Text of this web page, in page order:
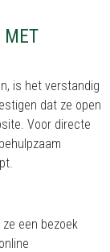
MET
is het verstandig
dat ze open
Voor directe
een bezoek